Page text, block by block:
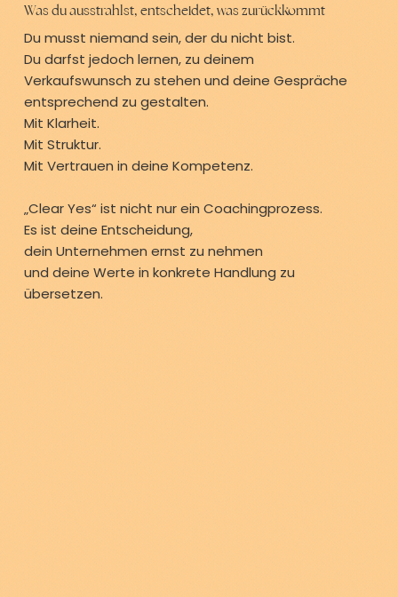
Was du ausstrahlst, entscheidet, was zurückkommt
Du musst niemand sein, der du nicht bist.
Du darfst jedoch lernen, zu deinem
Verkaufswunsch zu stehen und deine Gespräche
entsprechend zu gestalten.
Mit Klarheit.
Mit Struktur.
Mit Vertrauen in deine Kompetenz.
„Clear Yes“ ist nicht nur ein Coachingprozess.
Es ist deine Entscheidung,
dein Unternehmen ernst zu nehmen
und deine Werte in konkrete Handlung zu
übersetzen.